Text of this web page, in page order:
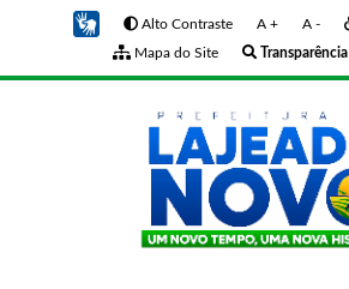
Alto Contraste A + A -
Mapa do Site
Transparência